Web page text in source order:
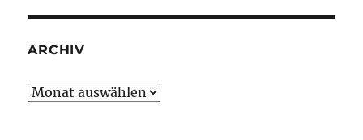
ARCHIV
Archiv